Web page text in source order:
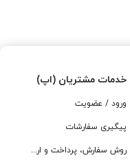
خدمات مشتریان (اپ)
ورود / عضویت
پیگیری سفارشات
روش سفارش، پرداخت و ارسال